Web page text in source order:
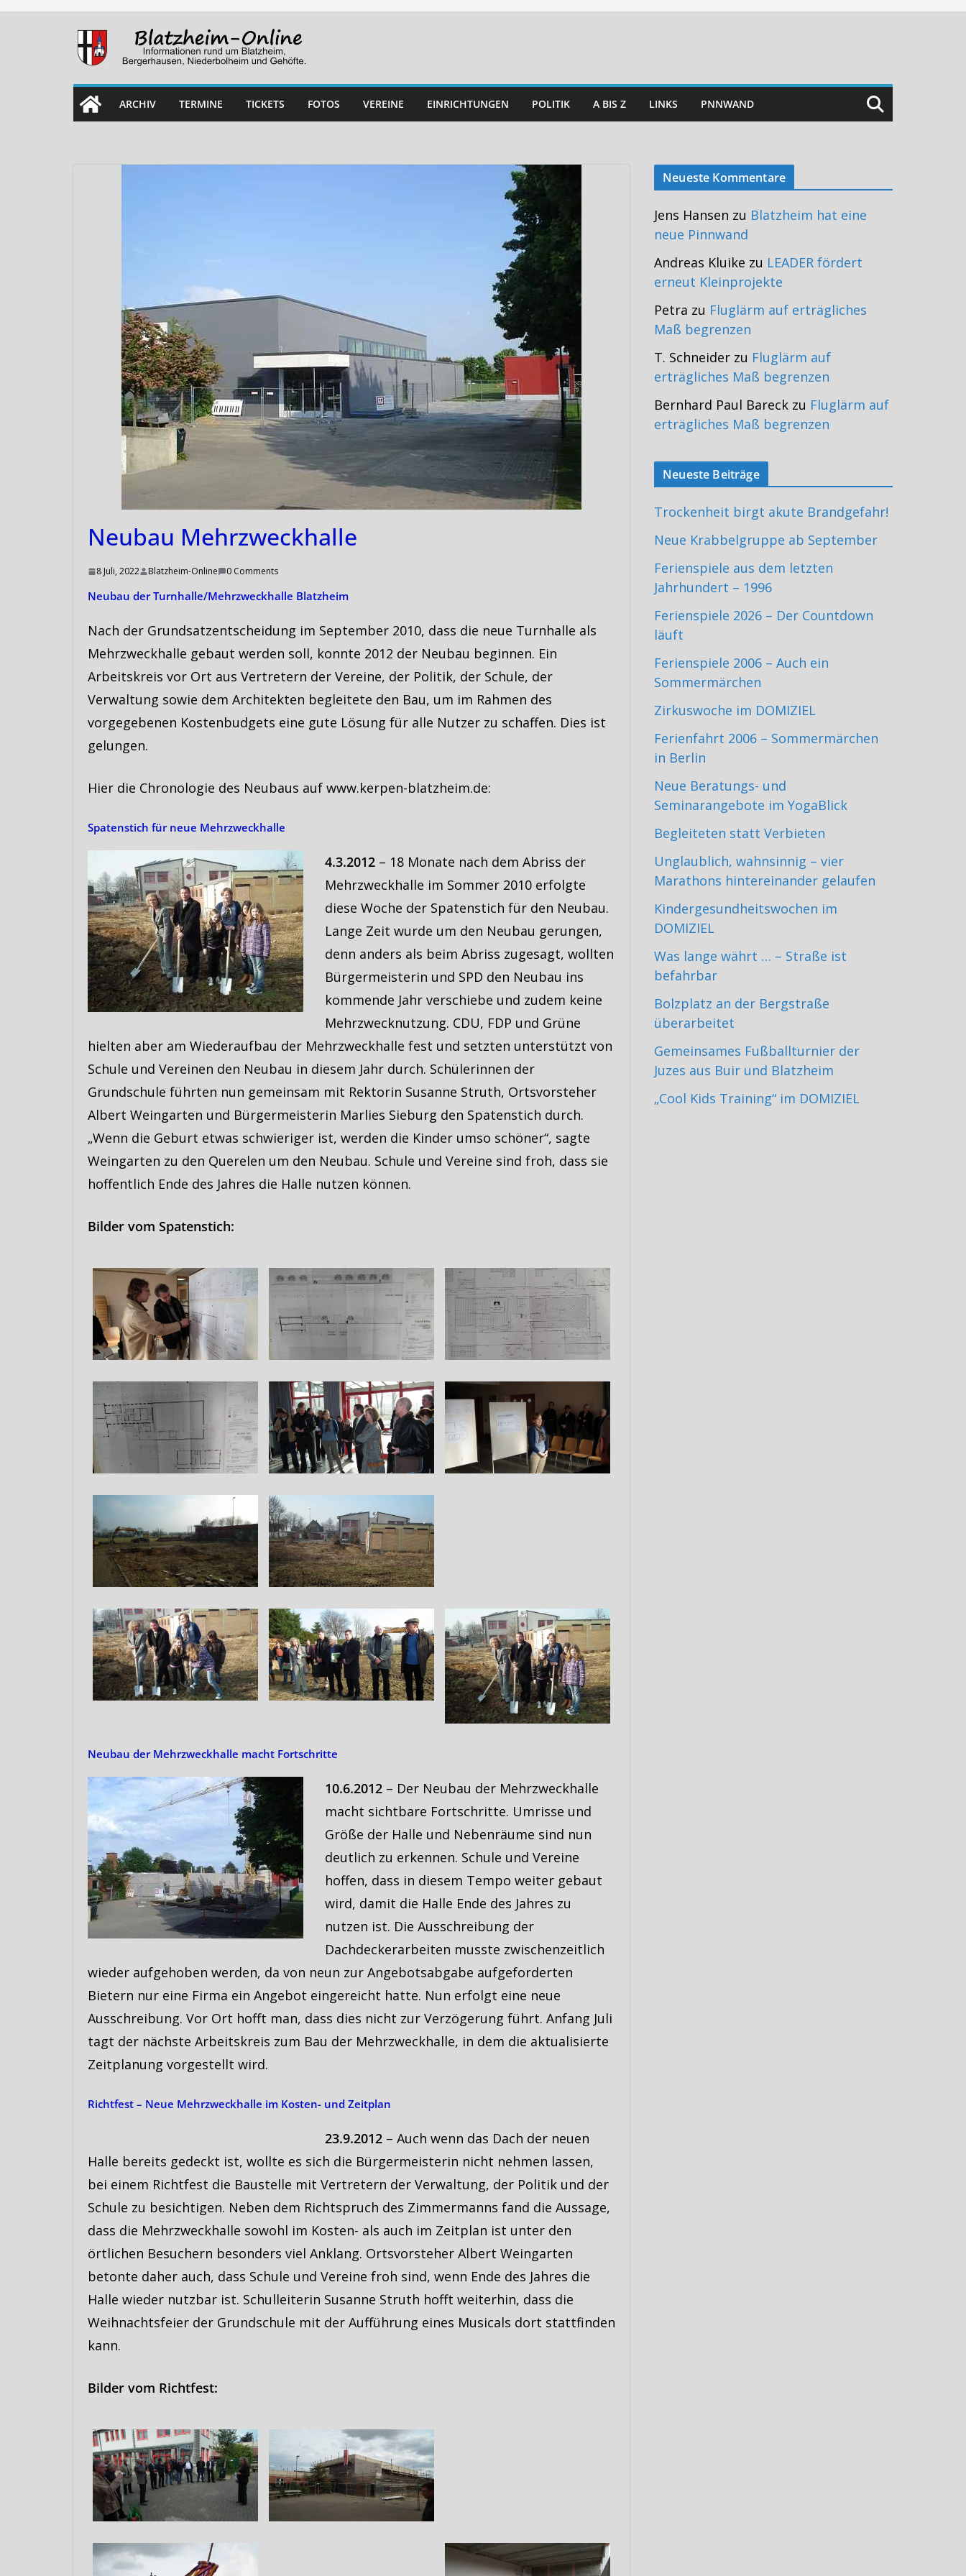
Skip
ARCHIV TERMINE TICKETS FOTOS VEREINE EINRICHTUNGEN POLITIK A BIS Z LINKS PNNWAND
Neubau Mehrzweckhalle
8 Juli, 2022 Blatzheim-Online 0 Comments
Neubau der Turnhalle/Mehrzweckhalle Blatzheim
Nach der Grundsatzentscheidung im September 2010, dass die neue Turnhalle als
Mehrzweckhalle gebaut werden soll, konnte 2012 der Neubau beginnen. Ein
Arbeitskreis vor Ort aus Vertretern der Vereine, der Politik, der Schule, der
Verwaltung sowie dem Architekten begleitete den Bau, um im Rahmen des
vorgegebenen Kostenbudgets eine gute Lösung für alle Nutzer zu schaffen. Dies ist
gelungen.
Hier die Chronologie des Neubaus auf www.kerpen-blatzheim.de:
Spatenstich für neue Mehrzweckhalle
4.3.2012 – 18 Monate nach dem Abriss der
Mehrzweckhalle im Sommer 2010 erfolgte
diese Woche der Spatenstich für den Neubau.
Lange Zeit wurde um den Neubau gerungen,
denn anders als beim Abriss zugesagt, wollten
Bürgermeisterin und SPD den Neubau ins
kommende Jahr verschiebe und zudem keine
Mehrzwecknutzung. CDU, FDP und Grüne
hielten aber am Wiederaufbau der Mehrzweckhalle fest und setzten unterstützt von
Schule und Vereinen den Neubau in diesem Jahr durch. Schülerinnen der
Grundschule führten nun gemeinsam mit Rektorin Susanne Struth, Ortsvorsteher
Albert Weingarten und Bürgermeisterin Marlies Sieburg den Spatenstich durch.
„Wenn die Geburt etwas schwieriger ist, werden die Kinder umso schöner“, sagte
Weingarten zu den Querelen um den Neubau. Schule und Vereine sind froh, dass sie
hoffentlich Ende des Jahres die Halle nutzen können.
Bilder vom Spatenstich:
Neubau der Mehrzweckhalle macht Fortschritte
10.6.2012 – Der Neubau der Mehrzweckhalle
macht sichtbare Fortschritte. Umrisse und
Größe der Halle und Nebenräume sind nun
deutlich zu erkennen. Schule und Vereine
hoffen, dass in diesem Tempo weiter gebaut
wird, damit die Halle Ende des Jahres zu
nutzen ist. Die Ausschreibung der
Dachdeckerarbeiten musste zwischenzeitlich
wieder aufgehoben werden, da von neun zur Angebotsabgabe aufgeforderten
Bietern nur eine Firma ein Angebot eingereicht hatte. Nun erfolgt eine neue
Ausschreibung. Vor Ort hofft man, dass dies nicht zur Verzögerung führt. Anfang Juli
tagt der nächste Arbeitskreis zum Bau der Mehrzweckhalle, in dem die aktualisierte
Zeitplanung vorgestellt wird.
Richtfest – Neue Mehrzweckhalle im Kosten- und Zeitplan
23.9.2012 – Auch wenn das Dach der neuen
Halle bereits gedeckt ist, wollte es sich die Bürgermeisterin nicht nehmen lassen,
bei einem Richtfest die Baustelle mit Vertretern der Verwaltung, der Politik und der
Schule zu besichtigen. Neben dem Richtspruch des Zimmermanns fand die Aussage,
dass die Mehrzweckhalle sowohl im Kosten- als auch im Zeitplan ist unter den
örtlichen Besuchern besonders viel Anklang. Ortsvorsteher Albert Weingarten
betonte daher auch, dass Schule und Vereine froh sind, wenn Ende des Jahres die
Halle wieder nutzbar ist. Schulleiterin Susanne Struth hofft weiterhin, dass die
Weihnachtsfeier der Grundschule mit der Aufführung eines Musicals dort stattfinden
kann.
Bilder vom Richtfest:
Neueste Kommentare
Jens Hansen zu Blatzheim hat eine
neue Pinnwand
Andreas Kluike zu LEADER fördert
erneut Kleinprojekte
Petra zu Fluglärm auf erträgliches
Maß begrenzen
T. Schneider zu Fluglärm auf
erträgliches Maß begrenzen
Bernhard Paul Bareck zu Fluglärm auf
erträgliches Maß begrenzen
Neueste Beiträge
Trockenheit birgt akute Brandgefahr!
Neue Krabbelgruppe ab September
Ferienspiele aus dem letzten
Jahrhundert – 1996
Ferienspiele 2026 – Der Countdown
läuft
Ferienspiele 2006 – Auch ein
Sommermärchen
Zirkuswoche im DOMIZIEL
Ferienfahrt 2006 – Sommermärchen
in Berlin
Neue Beratungs- und
Seminarangebote im YogaBlick
Begleiteten statt Verbieten
Unglaublich, wahnsinnig – vier
Marathons hintereinander gelaufen
Kindergesundheitswochen im
DOMIZIEL
Was lange währt … – Straße ist
befahrbar
Bolzplatz an der Bergstraße
überarbeitet
Gemeinsames Fußballturnier der
Juzes aus Buir und Blatzheim
„Cool Kids Training“ im DOMIZIEL